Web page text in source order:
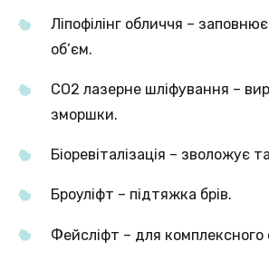
Ліпофілінг обличчя –
об’єм.
CO2 лазерне шліфування –
зморшки.
Біоревіталізація – зволожує
Броуліфт – підтяжка брів.
Фейсліфт – для